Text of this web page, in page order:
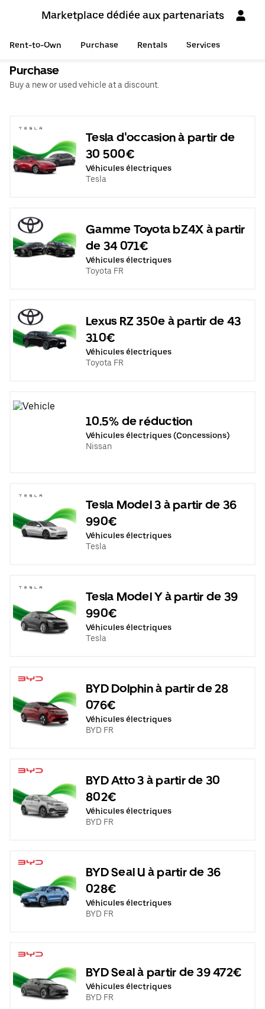
Marketplace dédiée aux partenariats
Rent-to-Own Purchase Rentals Services
Purchase
Buy a new or used vehicle at a discount.
Tesla d'occasion à partir de
30 500€
Véhicules électriques
Tesla
Gamme Toyota bZ4X à partir
de 34 071€
Véhicules électriques
Toyota FR
Lexus RZ 350e à partir de 43
310€
Véhicules électriques
Toyota FR
10.5% de réduction
Véhicules électriques (Concessions)
Nissan
Tesla Model 3 à partir de 36
990€
Véhicules électriques
Tesla
Tesla Model Y à partir de 39
990€
Véhicules électriques
Tesla
BYD Dolphin à partir de 28
076€
Véhicules électriques
BYD FR
BYD Atto 3 à partir de 30
802€
Véhicules électriques
BYD FR
BYD Seal U à partir de 36
028€
Véhicules électriques
BYD FR
BYD Seal à partir de 39 472€
Véhicules électriques
BYD FR